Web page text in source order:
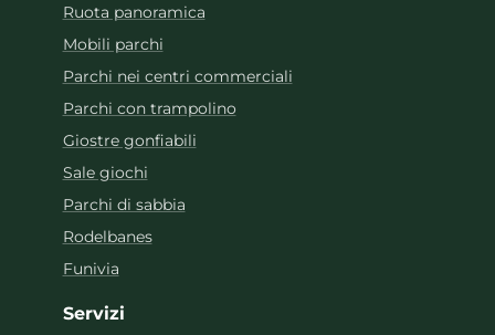
Ruota panoramica
Mobili parchi
Parchi nei centri commerciali
Parchi con trampolino
Giostre gonfiabili
Sale giochi
Parchi di sabbia
Rodelbanes
Funivia
Servizi